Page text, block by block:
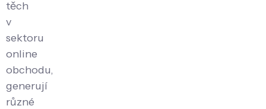
těch
v
sektoru
online
obchodu,
generují
různé